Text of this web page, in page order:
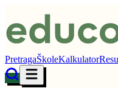
PretragaŠkoleKalkulator